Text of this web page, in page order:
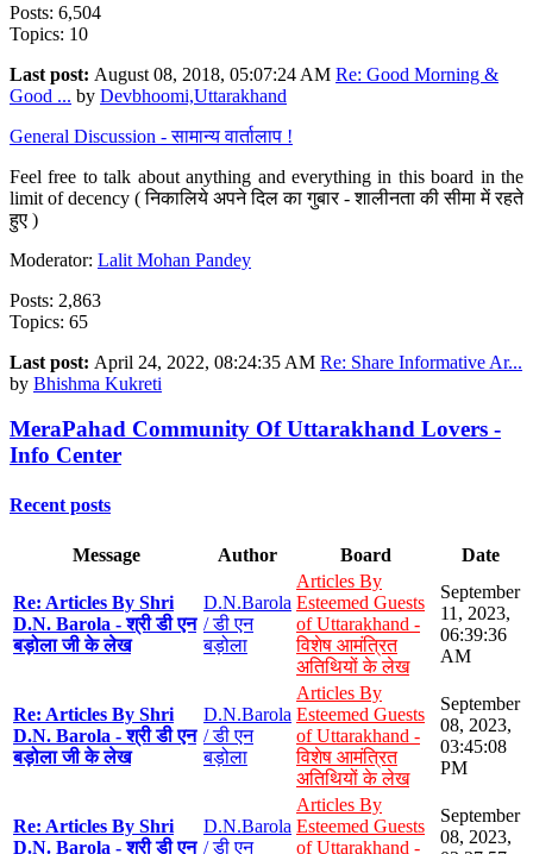
Posts: 6,504
Topics: 10
Last post: August 08, 2018, 05:07:24 AM Re: Good Morning &
Good ... by Devbhoomi,Uttarakhand
General Discussion - सामान्य वार्तालाप !
Feel free to talk about anything and everything in this board in the
limit of decency ( निकालिये अपने दिल का गुबार - शालीनता की सीमा में रहते
हुए )
Moderator: Lalit Mohan Pandey
Posts: 2,863
Topics: 65
Last post: April 24, 2022, 08:24:35 AM Re: Share Informative Ar...
by Bhishma Kukreti
MeraPahad Community Of Uttarakhand Lovers -
Info Center
Recent posts
Message Author Board Date
Re: Articles By Shri
D.N. Barola - श्री डी एन
बड़ोला जी के लेख
D.N.Barola
/ डी एन
बड़ोला
Articles By
Esteemed Guests
of Uttarakhand -
विशेष आमंत्रित
अतिथियों के लेख
September
11, 2023,
06:39:36
AM
Re: Articles By Shri
D.N. Barola - श्री डी एन
बड़ोला जी के लेख
D.N.Barola
/ डी एन
बड़ोला
Articles By
Esteemed Guests
of Uttarakhand -
विशेष आमंत्रित
अतिथियों के लेख
September
08, 2023,
03:45:08
PM
Re: Articles By Shri
D.N. Barola - श्री डी एन
D.N.Barola
/ डी एन
Articles By
Esteemed Guests
of Uttarakhand -
September
08, 2023,